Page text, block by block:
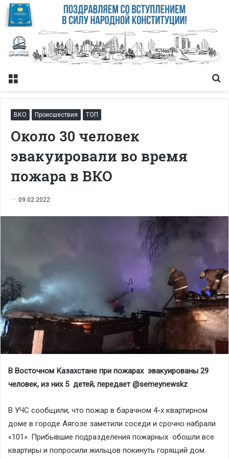
Меню
ВКО Происшествия ТОП
Около 30 человек
эвакуировали во время
пожара в ВКО
09.02.2022
В Восточном Казахстане при пожарах эвакуированы 29
человек, из них 5 детей, передает @semeynewskz
В УЧС сообщили, что пожар в барачном 4-х квартирном
доме в городе Аягозе заметили соседи и срочно набрали
«101». Прибывшие подразделения пожарных обошли все
квартиры и попросили жильцов покинуть горящий дом.